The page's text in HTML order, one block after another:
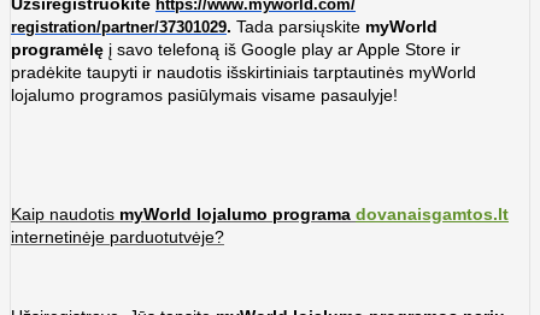
https://www.myworld.com/
registration/partner/37301029. Tada parsiųskite myWorld
programėlę į savo telefoną iš Google play ar Apple Store ir
pradėkite taupyti ir naudotis išskirtiniais tarptautinės myWorld
lojalumo programos pasiūlymais visame pasaulyje!
Kaip naudotis myWorld lojalumo programa dovanaisgamtos.lt
internetinėje parduotutvėje?